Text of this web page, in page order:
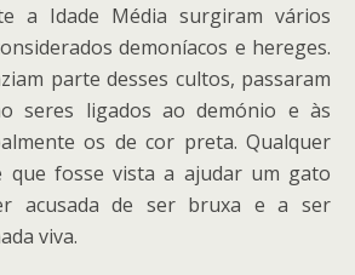
a Idade Média surgiram vários
demoníacos e hereges.
parte desses cultos, passaram
seres ligados ao demónio e às
os de cor preta. Qualquer
que fosse vista a ajudar um gato
acusada de ser bruxa e a ser
viva.